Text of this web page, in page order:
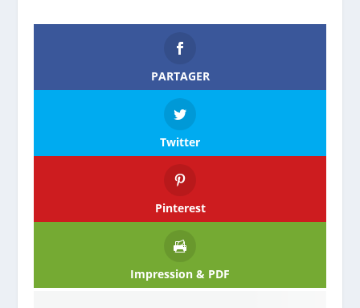
PARTAGER
Twitter
Pinterest
Impression & PDF